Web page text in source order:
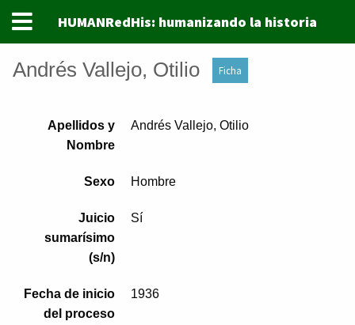
HUMANRedHis: humanizando la historia
Andrés Vallejo, Otilio Ficha
Apellidos y
Nombre
Andrés Vallejo, Otilio
Sexo Hombre
Juicio
sumarísimo
(s/n)
Sí
Fecha de inicio
del proceso
1936